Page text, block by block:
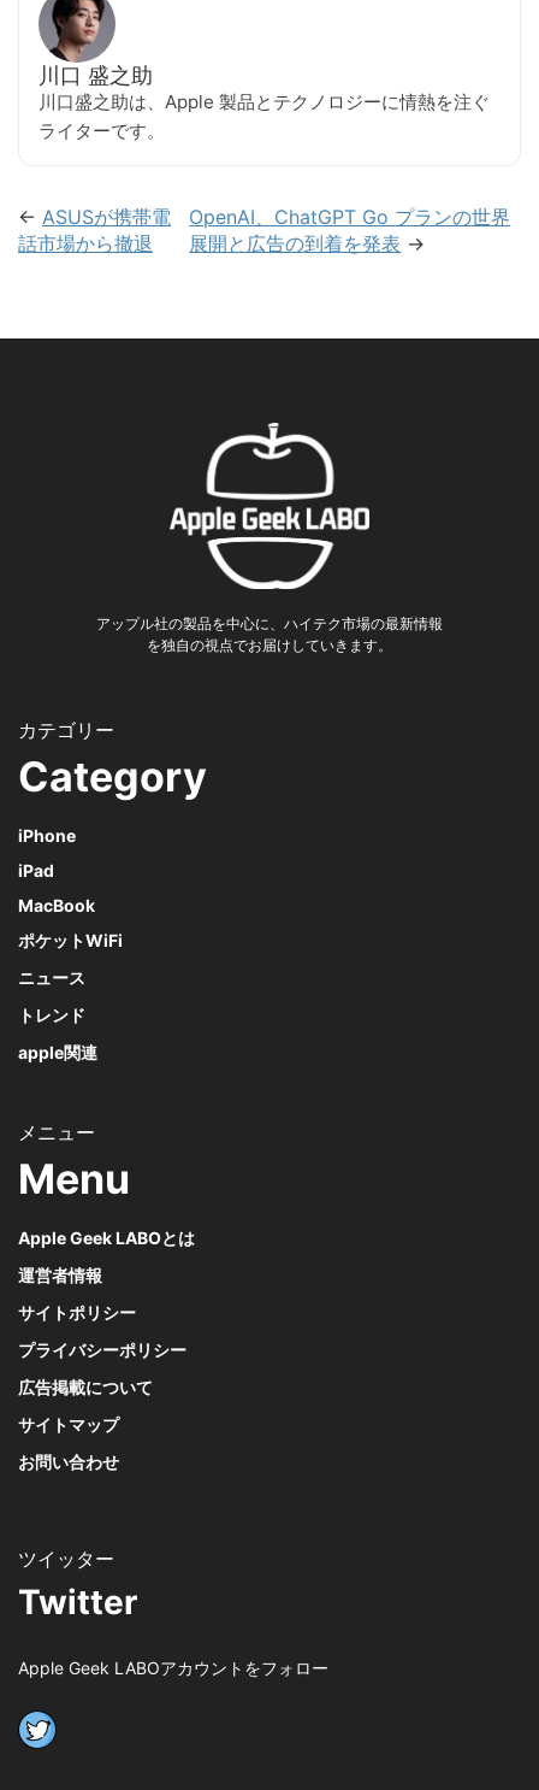
川口 盛之助
川口盛之助は、Apple 製品とテクノロジーに情熱を注ぐ
ライターです。
← ASUSが携帯電
話市場から撤退
OpenAI、ChatGPT Go プランの世界
展開と広告の到着を発表 →
アップル社の製品を中心に、ハイテク市場の最新情報
を独自の視点でお届けしていきます。
Category
iPhone
iPad
MacBook
ポケットWiFi
ニュース
トレンド
apple関連
Menu
Apple Geek LABOとは
運営者情報
サイトポリシー
プライバシーポリシー
広告掲載について
サイトマップ
お問い合わせ
Twitter
Apple Geek LABOアカウントをフォロー